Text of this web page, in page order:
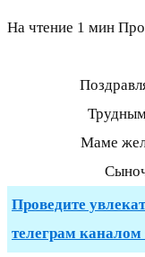
На чтение 1 мин
Маме
Проведите
телеграм каналом